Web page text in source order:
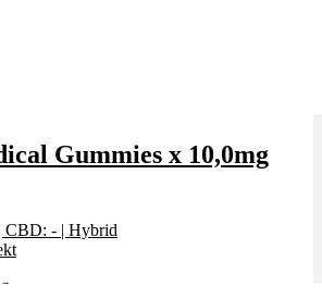
Gummies x 10,0mg
CBD: - | Hybrid